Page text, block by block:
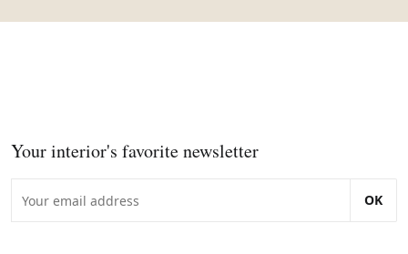
Your interior's favorite newsletter
OK